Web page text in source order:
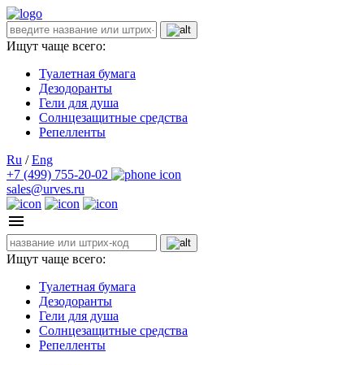
Ищут чаще всего:
Туалетная бумага
Дезодоранты
Гели для душа
Солнцезащитные средства
Репелленты
Ru / Eng
+7 (499) 755-20-02
sales@urves.ru
Ищут чаще всего:
Туалетная бумага
Дезодоранты
Гели для душа
Солнцезащитные средства
Репелленты